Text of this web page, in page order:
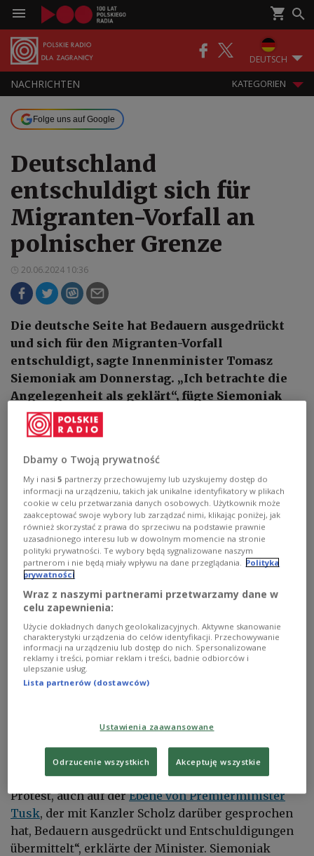
DEUTSCH
NACHRICHTEN KATEGORIEN
Folge uns auf Google
Deutschland
entschuldigt sich für
Migranten-Vorfall an
polnischer Grenze
20.06.2024 10:36
Die deutsche Seite hat Bedauern ausgedrückt
und sich für den Migranten-Vorfall
entschuldigt, sagte Innenminister Tomasz
Siemoniak am Donnerstag. „Ich betrachte die
Angelegenheit als geklärt“, fügte Siemoniak
hinzu.
Die Afghanen wurden im Zusammenhang mit verstärkten Kontrollen in
Deutschland aufgrund der Fußball-Europameisterschaft festgenommen.
Matthias Wehnert / Shutterstock
Bei demZwischenfallhandelt es sich um eine
deutsche Patrouille, die eine fünfköpfige Familie
„Die deutsche Seite hat nach unserem scharfen
Protest, auch auf derEbene von Premierminister
Tusk, der mit Kanzler Scholz darüber gesprochen
hat, Bedauern ausgedrückt und Entschuldigungen
übermittelt“, erklärte der Minister. Siemoniak
Dbamy o Twoją prywatność
My i nasi5 partnerzy przechowujemy lub uzyskujemy dostęp do
informacji na urządzeniu, takich jak unikalne identyfikatory w plikach
cookie w celu przetwarzania danych osobowych. Użytkownik może
zaakceptować swoje wybory lub zarządzać nimi, klikając poniżej, jak
również skorzystać z prawa do sprzeciwu na podstawie prawnie
uzasadnionego interesu lub w dowolnym momencie na stronie
polityki prywatności. Te wybory będą sygnalizowane naszym
partnerom i nie będą miały wpływu na dane przeglądania.
Polityka
prywatności
Wraz z naszymi partnerami przetwarzamy dane w
celu zapewnienia:
Użycie dokładnych danych geolokalizacyjnych. Aktywne skanowanie
charakterystyki urządzenia do celów identyfikacji. Przechowywanie
informacji na urządzeniu lub dostęp do nich. Spersonalizowane
reklamy i treści, pomiar reklam i treści, badnie odbiorców i
ulepszanie usług.
Lista partnerów (dostawców)
Ustawienia zaawansowane
Odrzucenie wszystkich Akceptuję wszystkie